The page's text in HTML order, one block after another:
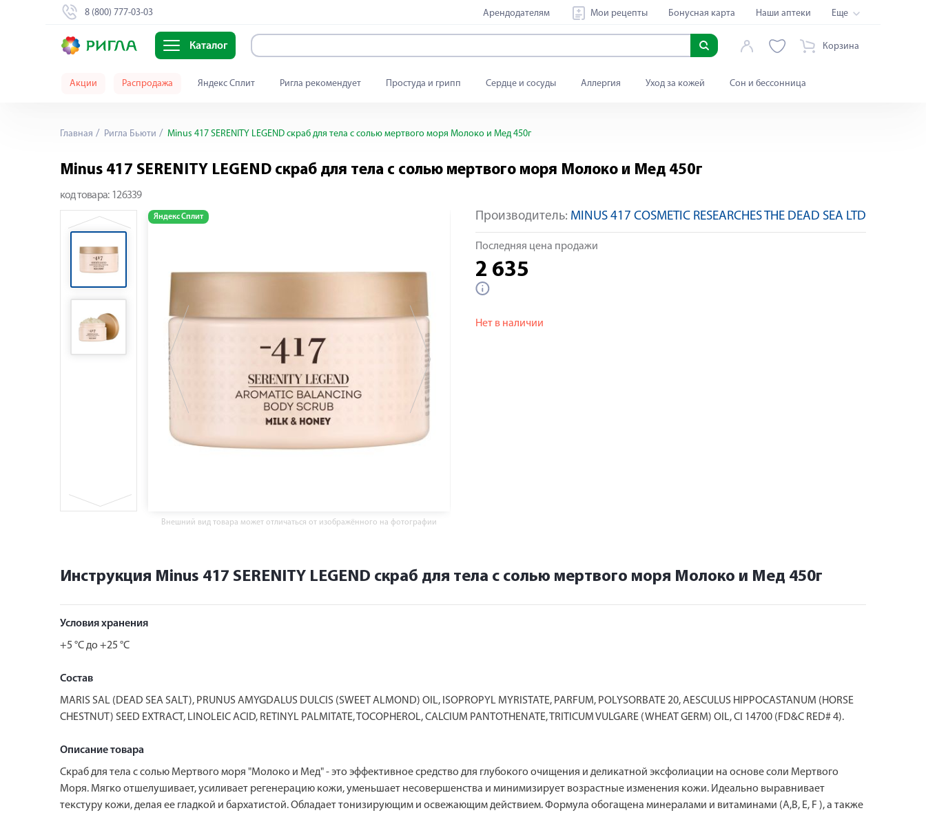
8 (800) 777-03-03 Арендодателям Мои рецепты Бонусная карта Наши аптеки Еще
Каталог Корзина
Акции Распродажа Яндекс Сплит Ригла рекомендует Простуда и грипп Сердце и сосуды Аллергия Уход за кожей Сон и бессонница
Главная Ригла Бьюти Minus 417 SERENITY LEGEND скраб для тела с солью мертвого моря Молоко и Мед 450г
Minus 417 SERENITY LEGEND скраб для тела с солью мертвого моря Молоко и Мед 450г
код товара: 126339
Яндекс Сплит Яндекс Сплит
Внешний вид товара может отличаться от изображённого на фотографии
Производитель: MINUS 417 COSMETIC RESEARCHES THE DEAD SEA LTD
Последняя цена продажи
2 635
Нет в наличии
Инструкция Minus 417 SERENITY LEGEND скраб для тела с солью мертвого моря Молоко и Мед 450г
Условия хранения
+5 °C до +25 °C
Состав
MARIS SAL (DEAD SEA SALT), PRUNUS AMYGDALUS DULCIS (SWEET ALMOND) OIL, ISOPROPYL MYRISTATE, PARFUM, POLYSORBATE 20, AESCULUS HIPPOCASTANUM (HORSE
CHESTNUT) SEED EXTRACT, LINOLEIC ACID, RETINYL PALMITATE, TOCOPHEROL, CALCIUM PANTOTHENATE, TRITICUM VULGARE (WHEAT GERM) OIL, CI 14700 (FD&C RED# 4).
Описание товара
Скраб для тела с солью Мертвого моря "Молоко и Мед" - это эффективное средство для глубокого очищения и деликатной эксфолиации на основе соли Мертвого
Моря. Мягко отшелушивает, усиливает регенерацию кожи, уменьшает несовершенства и минимизирует возрастные изменения кожи. Идеально выравнивает
текстуру кожи, делая ее гладкой и бархатистой. Обладает тонизирующим и освежающим действием. Формула обогащена минералами и витаминами (А,B, E, F ), а также